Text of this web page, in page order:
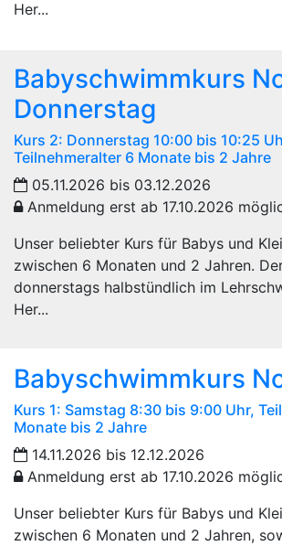
Her...
Babyschwimmkurs
Donnerstag
Kurs 2: Donnerstag 10:00 bis 10:25
Teilnehmeralter 6 Monate bis 2 Jahre
05.11.2026 bis 03.12.2026
Anmeldung erst ab 17.10.2026
Unser beliebter Kurs für Babys und
zwischen 6 Monaten und 2 Jahren.
donnerstags halbstündlich im
Her...
Babyschwimmkurs
Kurs 1: Samstag 8:30 bis 9:00 Uhr,
Monate bis 2 Jahre
14.11.2026 bis 12.12.2026
Anmeldung erst ab 17.10.2026
Unser beliebter Kurs für Babys und
zwischen 6 Monaten und 2 Jahren,